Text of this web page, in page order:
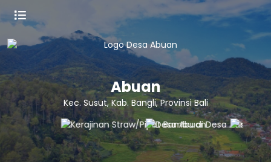
Abuan
Kec. Susut, Kab. Bangli, Provinsi Bali